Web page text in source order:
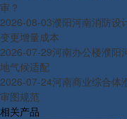
审？
2026-08-03濮阳河南消防设
变更增量成本
2026-07-29河南办公楼濮阳
地气候适配
2026-07-24河南商业综合体
审图规范
相关产品